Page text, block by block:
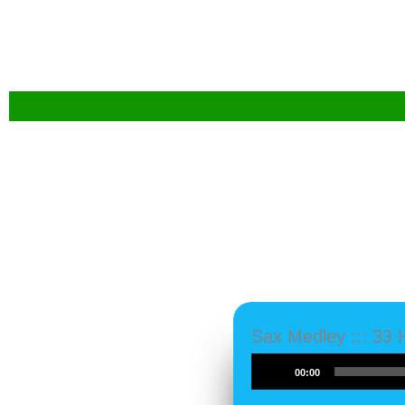
Sax Medley ::: 33
Audio-00:00